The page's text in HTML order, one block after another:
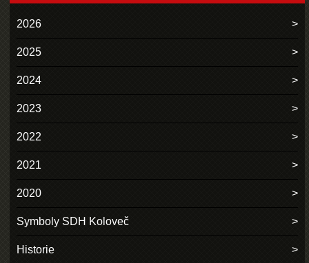
2026
2025
2024
2023
2022
2021
2020
Symboly SDH Koloveč
Historie